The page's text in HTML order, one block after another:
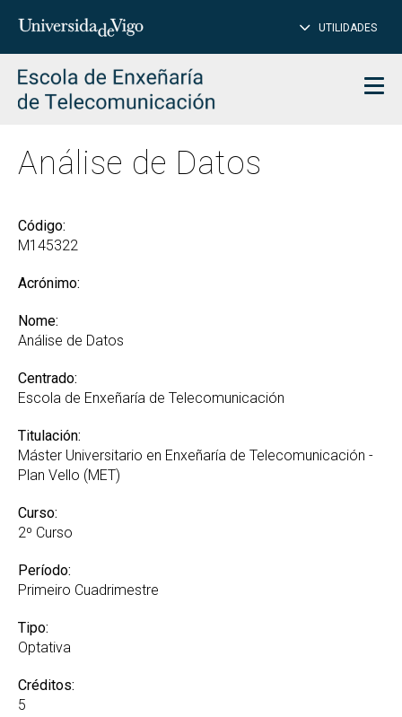
Introduce
para
buscar
UTILIDADES
Análise de Datos
Código:
M145322
Acrónimo:
Nome:
Análise de Datos
Centrado:
Escola de Enxeñaría de Telecomunicación
Titulación:
Máster Universitario en Enxeñaría de Telecomunicación -
Plan Vello (MET)
Curso:
2º Curso
Período:
Primeiro Cuadrimestre
Tipo:
Optativa
Créditos:
5